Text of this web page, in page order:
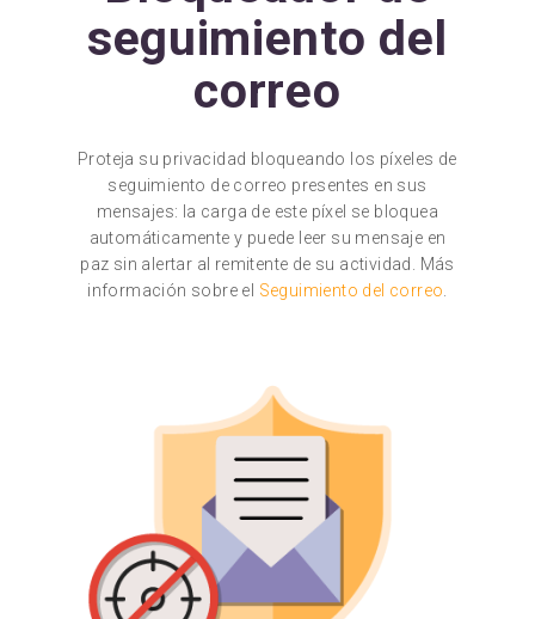
seguimiento del
correo
Proteja su privacidad bloqueando los píxeles de
seguimiento de correo presentes en sus
mensajes: la carga de este píxel se bloquea
automáticamente y puede leer su mensaje en
paz sin alertar al remitente de su actividad. Más
información sobre el Seguimiento del correo